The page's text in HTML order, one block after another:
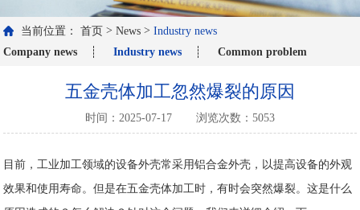
当前位置： 首页 >News >Industry news
Company news
Industry news Common problem
五金壳体加工忽然爆裂的原因
时间：2025-07-17 浏览次数：5053
目前，工业加工领域的设备外壳常采用铝合金外壳，以提高设备的外观
效果和使用寿命。但是在五金壳体加工时，有时会突然爆裂。这是什么